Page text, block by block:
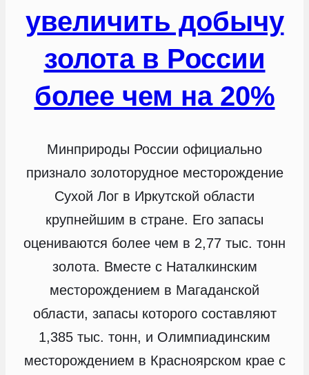
увеличить добычу
золота в России
более чем на 20%
Минприроды России официально
признало золоторудное месторождение
Сухой Лог в Иркутской области
крупнейшим в стране. Его запасы
оцениваются более чем в 2,77 тыс. тонн
золота. Вместе с Наталкинским
месторождением в Магаданской
области, запасы которого составляют
1,385 тыс. тонн, и Олимпиадинским
месторождением в Красноярском крае с